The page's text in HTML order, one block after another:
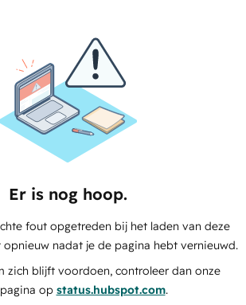
Er is nog hoop.
fout opgetreden bij het laden van deze
opnieuw nadat je de pagina hebt vernieuwd.
zich blijft voordoen, controleer dan onze
op status.hubspot.com.